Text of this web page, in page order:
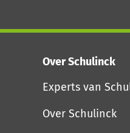
Over Schulinck
Experts van
Over Schulinck